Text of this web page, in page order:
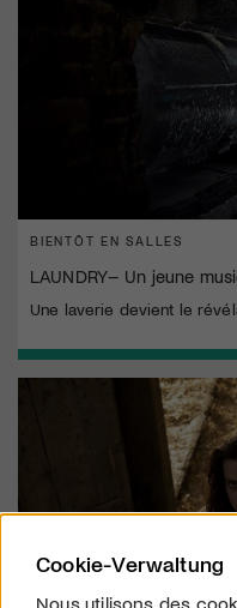
BIENTÔT EN SALLES
LAUNDRY– Un jeune
Une laverie devient le
Cookie-Verwaltung
Nous utilisons des